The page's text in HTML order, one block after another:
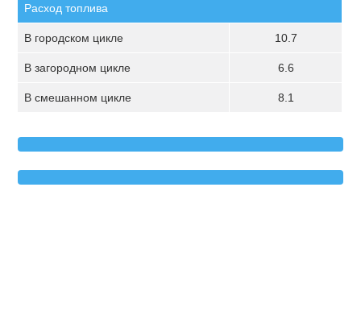
Расход топлива
В городском цикле 10.7
В загородном цикле 6.6
В смешанном цикле 8.1